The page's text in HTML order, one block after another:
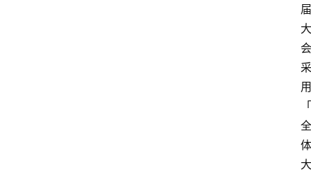
届
大
会
采
用
「
全
体
大